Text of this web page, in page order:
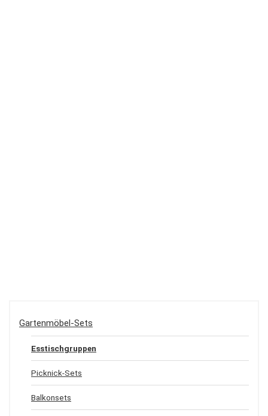
Gartenmöbel-Sets
Esstischgruppen
Picknick-Sets
Balkonsets